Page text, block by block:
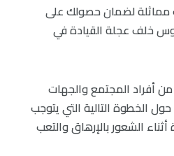
مماثلة لضمان حصولك على
خلف عجلة القيادة في
أفراد المجتمع والجهات
حول الخطوة التالية التي يتوجب
أثناء الشعور بالإرهاق والتعب